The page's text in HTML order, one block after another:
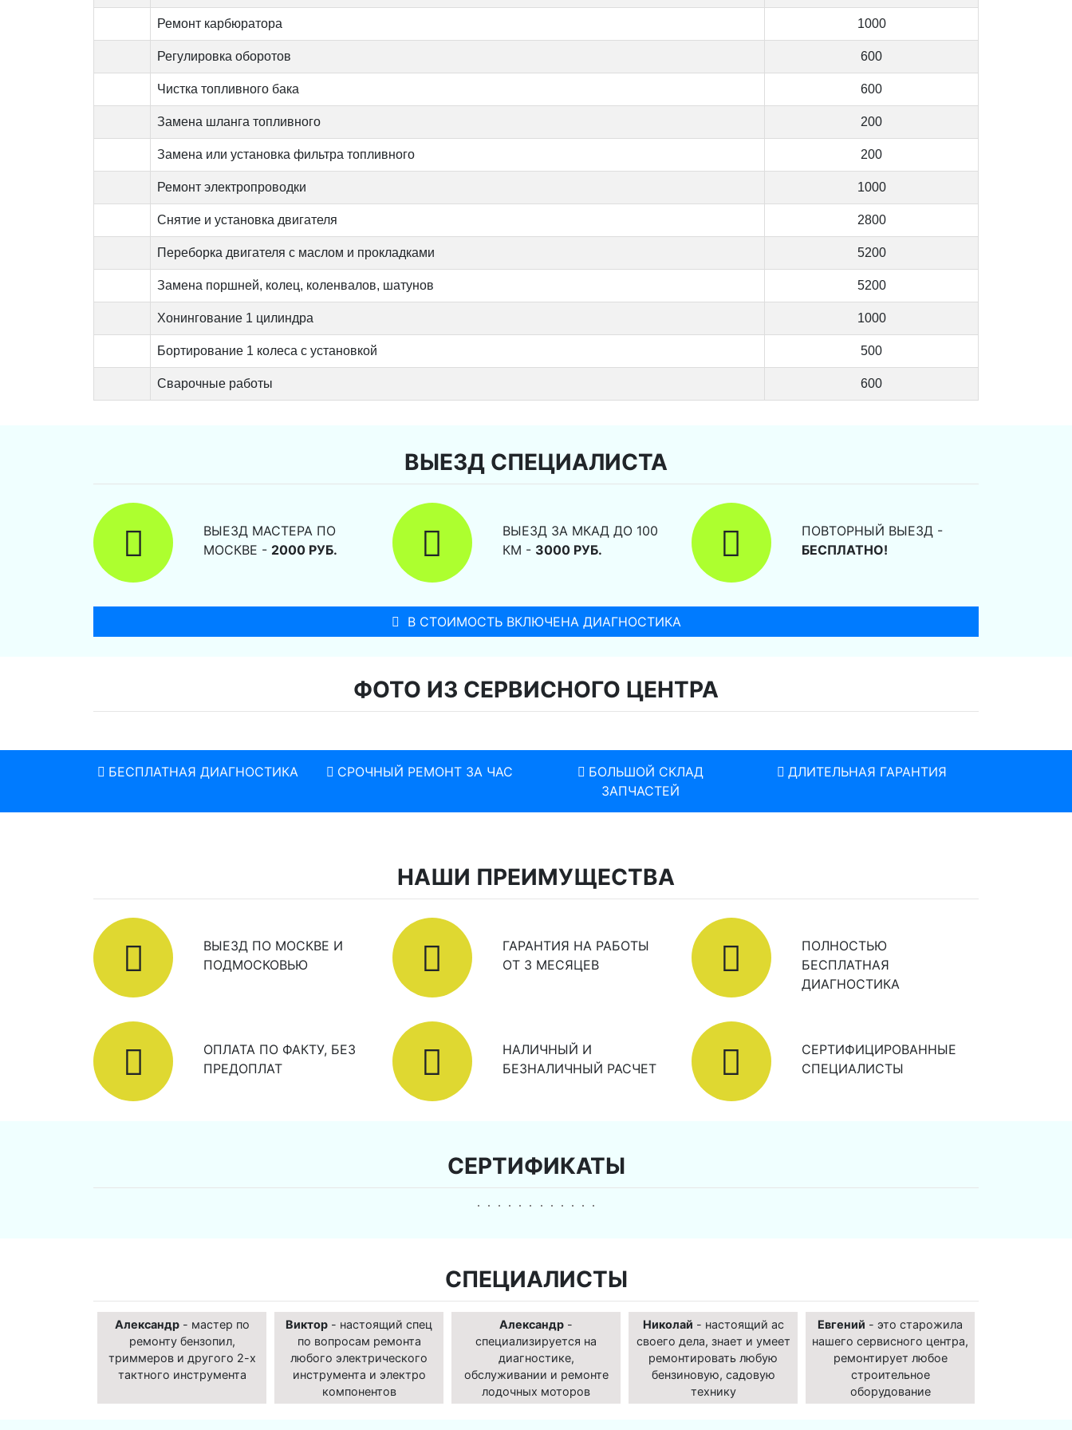
Ремонт карбюратора 1000
Регулировка оборотов 600
Чистка топливного бака 600
Замена шланга топливного 200
Замена или установка фильтра топливного 200
Ремонт электропроводки 1000
Снятие и установка двигателя 2800
Переборка двигателя с маслом и прокладками 5200
Замена поршней, колец, коленвалов, шатунов 5200
Хонингование 1 цилиндра 1000
Бортирование 1 колеса с установкой 500
Сварочные работы 600
ВЫЕЗД СПЕЦИАЛИСТА
ВЫЕЗД МАСТЕРА ПО
МОСКВЕ - 2000 РУБ.
ВЫЕЗД ЗА МКАД ДО 100
КМ - 3000 РУБ.
ПОВТОРНЫЙ ВЫЕЗД -
БЕСПЛАТНО!
В СТОИМОСТЬ ВКЛЮЧЕНА ДИАГНОСТИКА
ФОТО ИЗ СЕРВИСНОГО ЦЕНТРА
БЕСПЛАТНАЯ ДИАГНОСТИКА СРОЧНЫЙ РЕМОНТ ЗА ЧАС
БОЛЬШОЙ СКЛАД
ЗАПЧАСТЕЙ
ДЛИТЕЛЬНАЯ ГАРАНТИЯ
НАШИ ПРЕИМУЩЕСТВА
ВЫЕЗД ПО МОСКВЕ И
ПОДМОСКОВЬЮ
ГАРАНТИЯ НА РАБОТЫ
ОТ 3 МЕСЯЦЕВ
ПОЛНОСТЬЮ
БЕСПЛАТНАЯ
ДИАГНОСТИКА
ОПЛАТА ПО ФАКТУ, БЕЗ
ПРЕДОПЛАТ
НАЛИЧНЫЙ И
БЕЗНАЛИЧНЫЙ РАСЧЕТ
СЕРТИФИЦИРОВАННЫЕ
СПЕЦИАЛИСТЫ
СЕРТИФИКАТЫ
СПЕЦИАЛИСТЫ
Александр- мастер по
ремонту бензопил,
триммеров и другого 2-х
тактного инструмента
Виктор - настоящий спец
по вопросам ремонта
любого электрического
инструмента и электро
компонентов
Александр -
специализируется на
диагностике,
обслуживании и ремонте
лодочных моторов
Николай - настоящий ас
своего дела, знает и умеет
ремонтировать любую
бензиновую, садовую
технику
Евгений - это старожила
нашего сервисного центра,
ремонтирует любое
строительное
оборудование